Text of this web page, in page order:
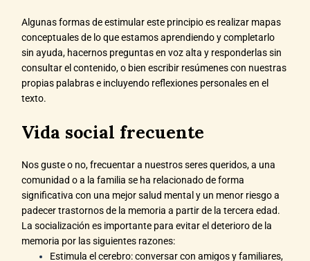
Algunas formas de estimular este principio es realizar mapas
conceptuales de lo que estamos aprendiendo y completarlo
sin ayuda, hacernos preguntas en voz alta y responderlas sin
consultar el contenido, o bien escribir resúmenes con nuestras
propias palabras e incluyendo reflexiones personales en el
texto.
Vida social frecuente
Nos guste o no, frecuentar a nuestros seres queridos, a una
comunidad o a la familia se ha relacionado de forma
significativa con una mejor salud mental y un menor riesgo a
padecer trastornos de la memoria a partir de la tercera edad.
La socialización es importante para evitar el deterioro de la
memoria por las siguientes razones:
Estimula el cerebro: conversar con amigos y familiares,